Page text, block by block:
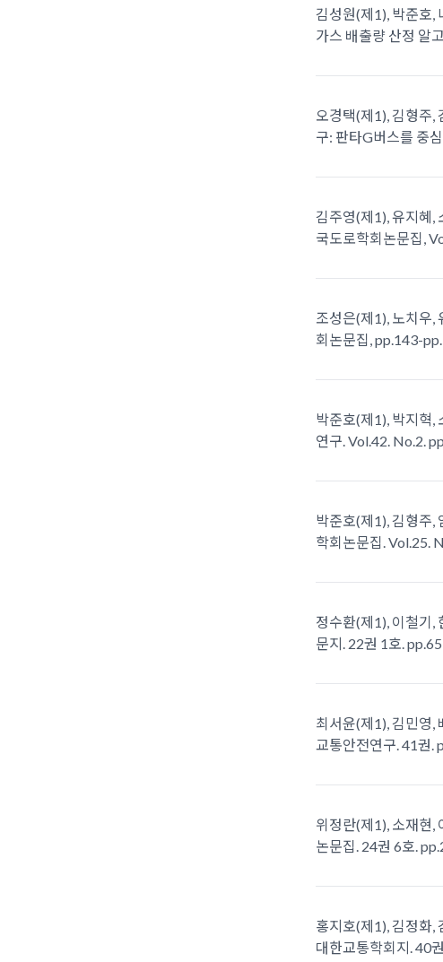
김성원(제1), 박준호,
가스 배출량 산정 알
오경택(제1), 김형주,
구: 판타G버스를 중
김주영(제1), 유지혜,
국도로학회논문집,
조성은(제1), 노치우,
회논문집, pp.143-
박준호(제1), 박지혁,
연구. Vol.42. No.2.
박준호(제1), 김형주,
학회논문집. Vol.25.
정수환(제1), 이철기,
문지. 22권 1호.
최서윤(제1), 김민영,
교통안전연구. 41권.
위정란(제1), 소재현,
논문집. 24권 6호.
홍지호(제1), 김정화,
대한교통학회지. 40